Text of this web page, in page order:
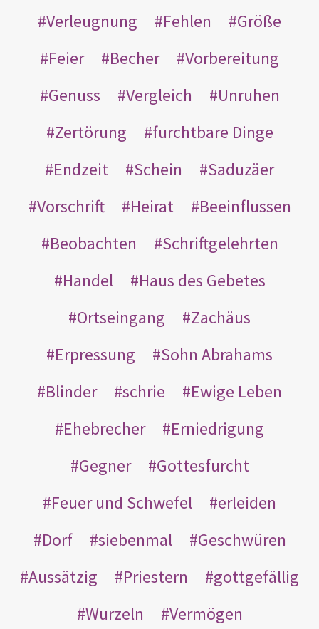
Verleugnung Fehlen
Größe
Feier
Becher
Vorbereitung
Genuss
Vergleich
Unruhen
Zertörung
furchtbare Dinge
Endzeit
Schein
Saduzäer
Vorschrift
Heirat
Beeinflussen
Beobachten
Schriftgelehrten
Handel
Haus des Gebetes
Ortseingang
Zachäus
Erpressung
Sohn Abrahams
Blinder
schrie
Ewige Leben
Ehebrecher
Erniedrigung
Gegner
Gottesfurcht
Feuer und Schwefel
erleiden
Dorf
siebenmal
Geschwüren
Aussätzig
Priestern
gottgefällig
Wurzeln
Vermögen